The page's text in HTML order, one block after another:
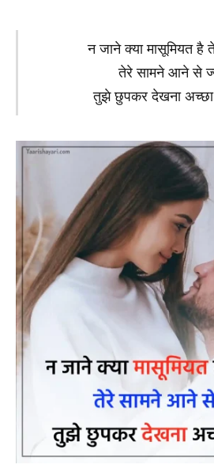
न जाने क्या मासूमियत है
तेरे सामने आने से
तुझे छुपकर देखना अच्छा